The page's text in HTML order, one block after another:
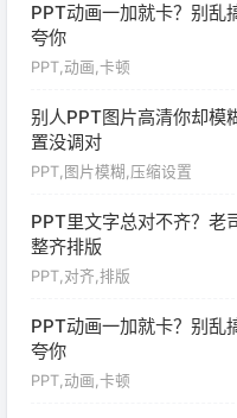
PPT动画一加就卡？别乱
夸你
PPT,动画,卡顿
别人PPT图片高清你却模
置没调对
PPT,图片模糊,压缩设置
PPT里文字总对不齐？老
整齐排版
PPT,对齐,排版
PPT动画一加就卡？别乱
夸你
PPT,动画,卡顿